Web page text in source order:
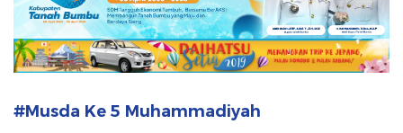
#Musda Ke 5 Muhammadiyah